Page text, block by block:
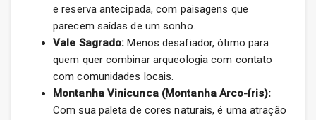
e reserva antecipada, com paisagens que
parecem saídas de um sonho.
Vale Sagrado: Menos desafiador, ótimo para
quem quer combinar arqueologia com contato
com comunidades locais.
Montanha Vinicunca (Montanha Arco-íris):
Com sua paleta de cores naturais, é uma atração